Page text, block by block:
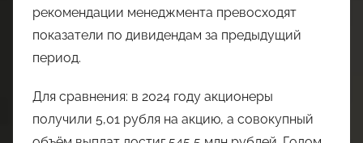
рекомендации менеджмента превосходят
показатели по дивидендам за предыдущий
период.
Для сравнения: в 2024 году акционеры
получили 5,01 рубля на акцию, а совокупный